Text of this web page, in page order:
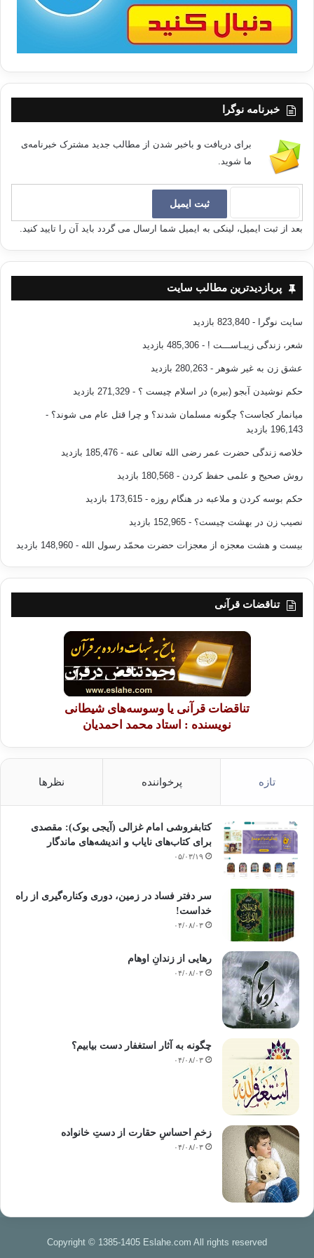
(دیاریێ بۆ یاران، دیوانی شێعری کاکه‌ ئه‌حمه‌دی موفتی‌زاده‌، ش128، ل 111.)
وَمِنْهُمْ سَابِقٌ بِالْخَيْرَاتِ بِإِذْنِ اللَّهِ ذَلِكَ هُوَ الْفَضْلُ الْكَبِيرُ. (فاطر:32)
په‌یامه‌که‌ی موفتی زاده‌ كاك احمد مفتي زاده
خبرنامه نوگرا
برای دریافت و باخبر شدن از مطالب جدید مشترک خبرنامه‌ی
ما شوید.
بعد از ثبت ایمیل، لینکی به ایمیل شما ارسال می گردد باید آن را تایید کنید.
پربازدیدترین مطالب سایت
سایت نوگرا - 823,840 بازدید
شعر، زندگی زیبـاســـت ! - 485,306 بازدید
عشق زن به غیر شوهر - 280,263 بازدید
حکم نوشیدن آبجو (بیره) در اسلام چیست ؟ - 271,329 بازدید
میانمار کجاست؟ چگونه مسلمان شدند؟ و چرا قتل عام می شوند؟ -
196,143 بازدید
خلاصه زندگی حضرت عمر رضی الله تعالی عنه - 185,476 بازدید
روش صحیح و علمی حفظ کردن - 180,568 بازدید
حکم بوسه کردن و ملاعبه در هنگام روزه - 173,615 بازدید
نصیب زن در بهشت چیست؟ - 152,965 بازدید
بیست و هشت معجزه از معجزات حضرت محمّد رسول الله - 148,960 بازدید
تناقضات قرآنی
تناقضات قرآنی یا وسوسه‌های شیطانی
نویسنده : استاد محمد احمدیان
تازه پرخواننده نظرها
کتابفروشی امام غزالی (آیجی بوک): مقصدی
برای کتاب‌های نایاب و اندیشه‌های ماندگار
۰۵/۰۳/۱۹
سر دفتر فساد در زمین‌، دوری وکناره‌گیری از راه
خداست‌!
۰۴/۰۸/۰۳
رهایی از زندانِ اوهام
۰۴/۰۸/۰۳
چگونه به آثار استغفار دست بیابیم؟
۰۴/۰۸/۰۳
زخمِ احساسِ حقارت از دستِ خانواده
۰۴/۰۸/۰۳
Copyright © 1385-1405 Eslahe.com All rights reserved